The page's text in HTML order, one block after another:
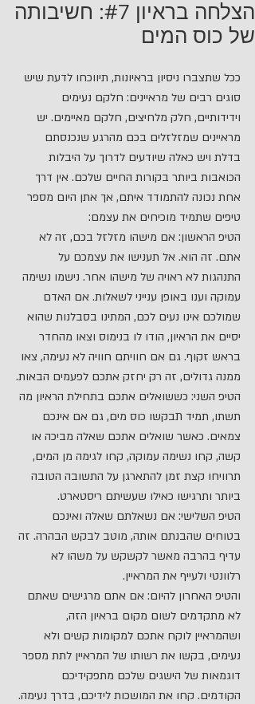
הצלחה בראיון #7: חשיבותה
של כוס המים
ככל שתצברו ניסיון בראיונות, תיווכחו לדעת שיש
סוגים רבים של מראיינים: חלקם נעימים
וידידותיים, חלק מלחיצים, חלקם מאיימים. יש
מראיינים שמזלזלים בכם מהרגע שנכנסתם
בדלת ויש כאלה שיודעים לדרוך על היבלות
הכואבות ביותר בקורות החיים שלכם. אין דרך
אחת נכונה להתמודד איתם, אך אתן היום מספר
טיפים שתמיד מוכיחים את עצמם:
הטיפ הראשון: אם מישהו מזלזל בכם, זה לא
אתם. זה הוא. אל תענישו את עצמכם על
התנהגות לא ראויה של מישהו אחר. נישמו נשימה
עמוקה וענו באופן ענייני לשאלות. אם האדם
שמולכם אינו נעים לכם, המתינו בסבלנות שהוא
יסיים את הראיון, הודו לו בנימוס וצאו מהחדר
בראש זקוף. גם אם חוויתם חוויה לא נעימה, צאו
ממנה גדולים, זה רק יחזק אתכם לפעמים הבאות.
הטיפ השני: כששואלים אתכם בתחילת הראיון מה
תשתו, תמיד תבקשו כוס מים, גם אם אינכם
צמאים. כאשר שואלים אתכם שאלה מביכה או
קשה, קחו נשימה עמוקה, קחו לגימה מן המים,
תרוויחו קצת זמן להתארגן על התשובה הטובה
ביותר ותרגישו כאילו שעשיתם ריסטארט.
הטיפ השלישי: אם נשאלתם שאלה ואינכם
בטוחים שהבנתם אותה, מוטב לבקש הבהרה. זה
עדיף בהרבה מאשר לקשקש על משהו לא
רלוונטי ולעייף את המראיין.
והטיפ האחרון להיום: אם אתם מרגישים שאתם
לא מתקדמים לשום מקום בראיון הזה,
ושהמראיין לוקח אתכם למקומות קשים ולא
נעימים, בקשו את רשותו של המראיין לתת מספר
דוגמאות של הישגים שלכם מתפקידיכם
הקודמים. קחו את המושכות לידיכם, בדרך נעימה.